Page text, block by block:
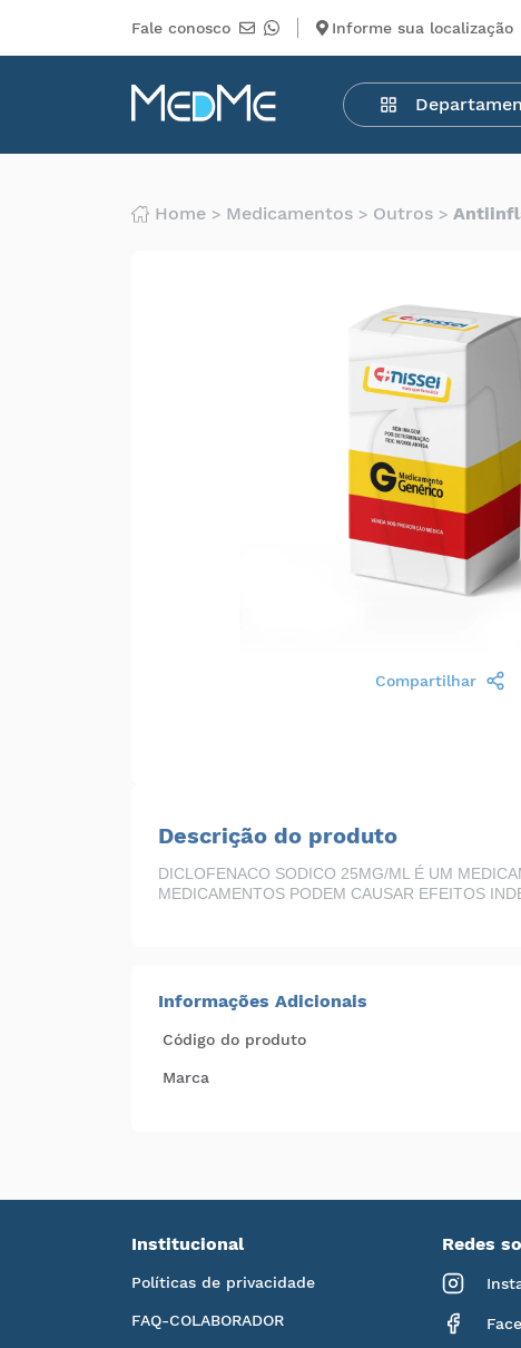
Fale conosco Informe sua localização
Departamentos
Medicamentos
Higiene
Home Medicamentos Outros
Compartilhar
Descrição do produto
DICLOFENACO SODICO 25MG/ML É UM
MEDICAMENTOS PODEM CAUSAR EFEITOS
Informações Adicionais
Código do produto
Marca
Institucional
Políticas de privacidade
FAQ-COLABORADOR
Redes